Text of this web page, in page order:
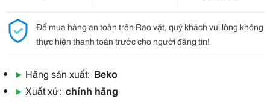
Để mua hàng an toàn trên Rao vặt, quý khách vui lòng không
thực hiện thanh toán trước cho người đăng tin!
▶ Hãng sản xuất: Beko
▶ Xuất xứ: chính hãng